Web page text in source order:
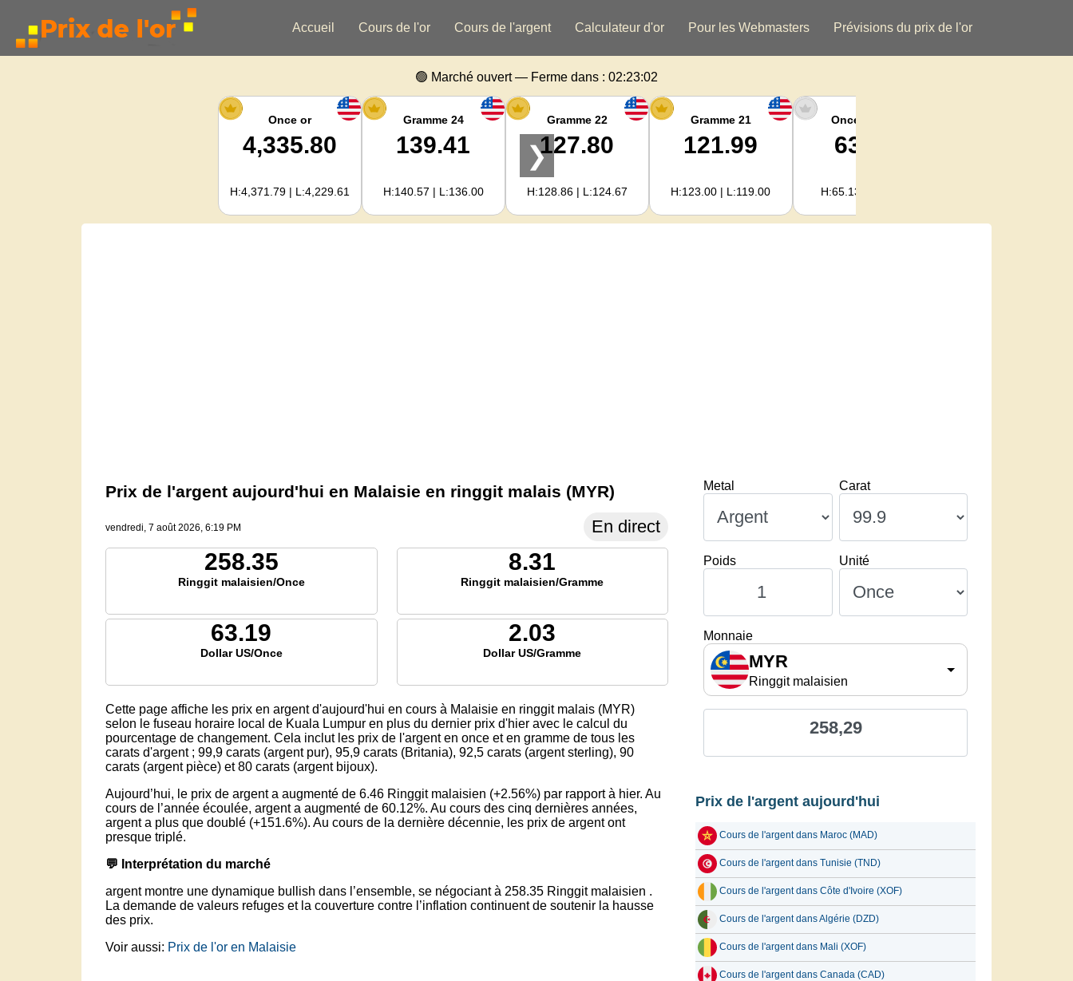
Accueil Cours de l'or Cours de l'argent Calculateur d'or Pour les Webmasters Prévisions du prix de l'or
🟢 Marché ouvert — Ferme dans : 02:23:01
Once or
4,335.80
H:4,371.79 | L:4,229.61
Gramme 24
139.41
H:140.57 | L:136.00
Gramme 22
127.80
H:128.86 | L:124.67
Gramme 21
121.99
H:123.00 | L:119.00
Once argent
63.24
H:65.13 | L:61.15
❯
Prix ​​de l'argent aujourd'hui en Malaisie en ringgit malais (MYR)
vendredi, 7 août 2026, 6:19 PM En direct
258.35
Ringgit malaisien/Once
8.31
Ringgit malaisien/Gramme
63.19
Dollar US/Once
2.03
Dollar US/Gramme
Cette page affiche les prix en argent d'aujourd'hui en cours à Malaisie en ringgit malais (MYR)
selon le fuseau horaire local de Kuala Lumpur en plus du dernier prix d'hier avec le calcul du
pourcentage de changement. Cela inclut les prix de l'argent en once et en gramme de tous les
carats d'argent ; 99,9 carats (argent pur), 95,9 carats (Britania), 92,5 carats (argent sterling), 90
carats (argent pièce) et 80 carats (argent bijoux).
Aujourd’hui, le prix de argent a augmenté de 6.46 Ringgit malaisien (+2.56%) par rapport à hier. Au
cours de l’année écoulée, argent a augmenté de 60.12%. Au cours des cinq dernières années,
argent a plus que doublé (+151.6%). Au cours de la dernière décennie, les prix de argent ont
presque triplé.
💬 Interprétation du marché
argent montre une dynamique bullish dans l’ensemble, se négociant à 258.35 Ringgit malaisien .
La demande de valeurs refuges et la couverture contre l’inflation continuent de soutenir la hausse
des prix.
Voir aussi: Prix de l'or en Malaisie
Metal Carat
Poids Unité
Monnaie
MYR
Ringgit malaisien
258,29
Prix de l'argent aujourd'hui
Cours de l'argent dans Maroc (MAD)
Cours de l'argent dans Tunisie (TND)
Cours de l'argent dans Côte d'Ivoire (XOF)
Cours de l'argent dans Algérie (DZD)
Cours de l'argent dans Mali (XOF)
Cours de l'argent dans Canada (CAD)